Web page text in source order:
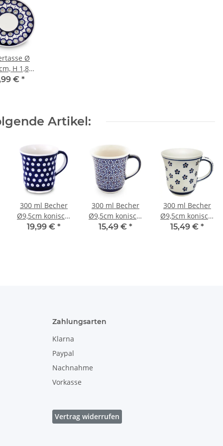
Ø
H 1,80
8 –
€ *
Artikel:
300 ml Becher
Ø9,5cm konisch,
leicht
19,99 € *
300 ml Becher
Ø9,5cm konisch,
leicht
15,49 € *
300 ml Becher
Ø9,5cm konisch,
leicht
15,49 € *
Zahlungsarten
Klarna
Paypal
Nachnahme
Vorkasse
Vertrag widerrufen